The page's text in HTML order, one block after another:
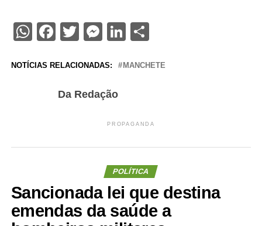
WhatsApp
Facebook
Twitter
Messenger
LinkedIn
Share
NOTÍCIAS RELACIONADAS: MANCHETE
Da Redação
PROPAGANDA
POLÍTICA
Sancionada lei que destina
emendas da saúde a